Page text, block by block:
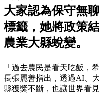
大家認為保守無
標籤，她將政策
農業大縣蛻變。
「過去農民是看天吃飯，
長張麗善指出，透過AI、
縣獲獎不斷，也讓世界看見